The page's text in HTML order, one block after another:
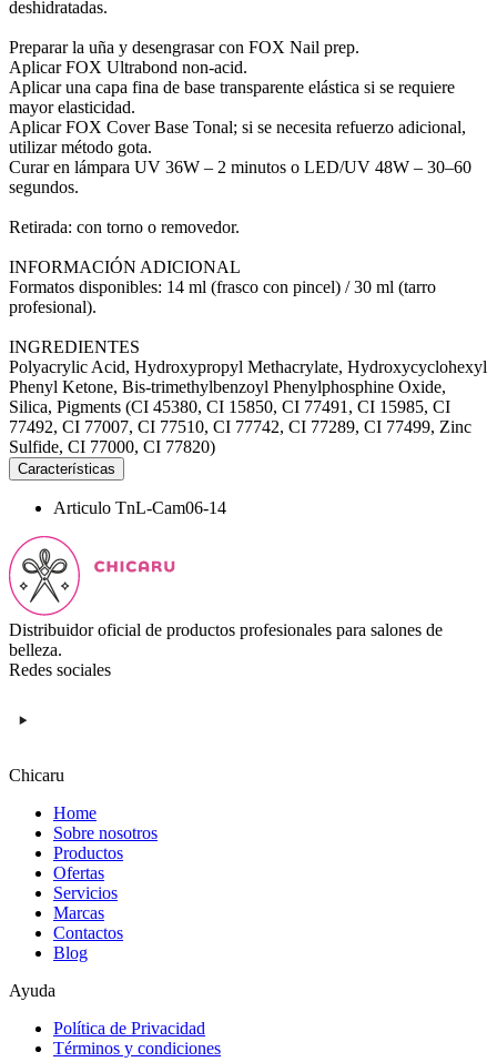
deshidratadas.
Preparar la uña y desengrasar con FOX Nail prep.
Aplicar FOX Ultrabond non-acid.
Aplicar una capa fina de base transparente elástica si se requiere
mayor elasticidad.
Aplicar FOX Cover Base Tonal; si se necesita refuerzo adicional,
utilizar método gota.
Curar en lámpara UV 36W – 2 minutos o LED/UV 48W – 30–60
segundos.
Retirada: con torno o removedor.
INFORMACIÓN ADICIONAL
Formatos disponibles: 14 ml (frasco con pincel) / 30 ml (tarro
profesional).
INGREDIENTES
Polyacrylic Acid, Hydroxypropyl Methacrylate, Hydroxycyclohexyl
Phenyl Ketone, Bis-trimethylbenzoyl Phenylphosphine Oxide,
Silica, Pigments (CI 45380, CI 15850, CI 77491, CI 15985, CI
77492, CI 77007, CI 77510, CI 77742, CI 77289, CI 77499, Zinc
Sulfide, CI 77000, CI 77820)
Características
Articulo TnL-Cam06-14
Distribuidor oficial de productos profesionales para salones de
belleza.
Redes sociales
Chicaru
Home
Sobre nosotros
Productos
Ofertas
Servicios
Marcas
Contactos
Blog
Ayuda
Política de Privacidad
Términos y condiciones